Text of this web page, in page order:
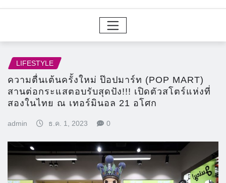
LIFESTYLE
ความตื่นเต้นครั้งใหม่ ป๊อปมาร์ท (POP MART)
สานต่อกระแสตอบรับสุดปัง!!! เปิดตัวสโตร์แห่งที่
สองในไทย ณ เทอร์มินอล 21 อโศก
admin ธ.ค. 1, 2023 0